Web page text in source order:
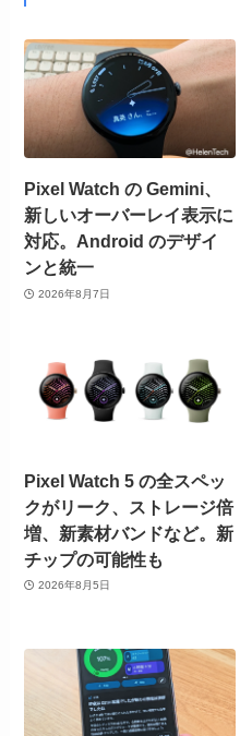
Pixel Watch の Gemini、
新しいオーバーレイ表示に
対応。Android のデザイ
ンと統一
2026年8月7日
Pixel Watch 5 の全スペッ
クがリーク、ストレージ倍
増、新素材バンドなど。新
チップの可能性も
2026年8月5日